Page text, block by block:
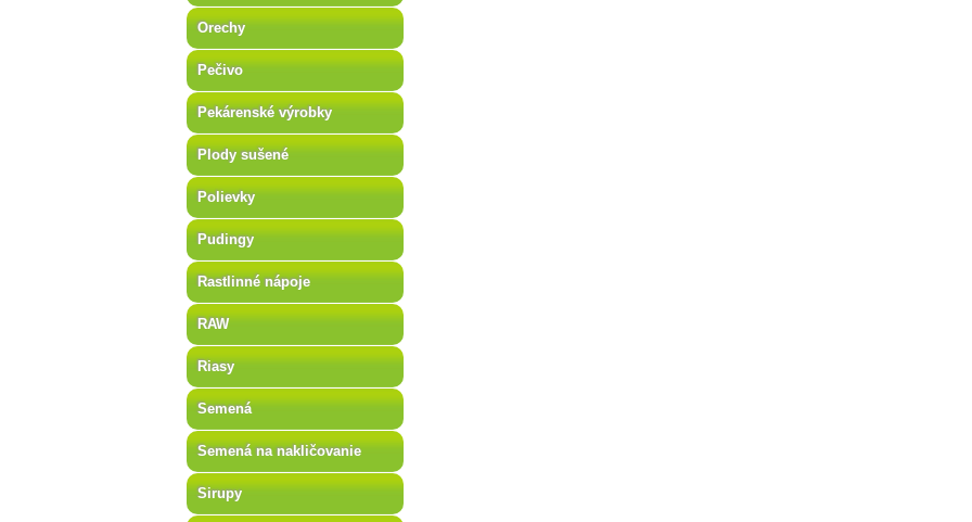
Orechy
Pečivo
Pekárenské výrobky
Plody sušené
Polievky
Pudingy
Rastlinné nápoje
RAW
Riasy
Semená
Semená na nakličovanie
Sirupy